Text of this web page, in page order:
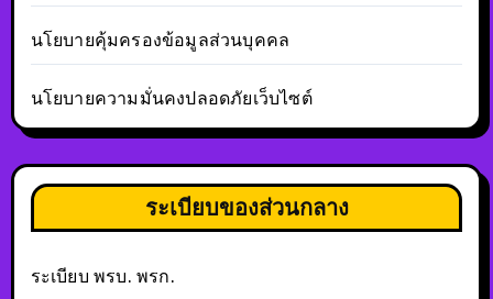
นโยบายคุ้มครองข้อมูลส่วนบุคคล
นโยบายความมั่นคงปลอดภัยเว็บไซต์
ระเบียบของส่วนกลาง
ระเบียบ พรบ. พรก.